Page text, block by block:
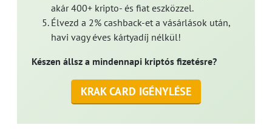
akár 400+ kripto- és fiat eszközzel.
Élvezd a 2% cashback-et a vásárlások után,
havi vagy éves kártyadíj nélkül!
Készen állsz a mindennapi kriptós fizetésre?
KRAK CARD IGÉNYLÉSE